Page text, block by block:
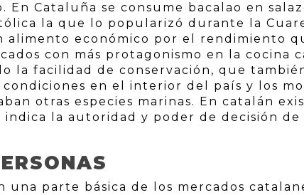
En Cataluña se consume bacalao en
la que lo popularizó durante la
alimento económico por el rendimiento
con más protagonismo en la cocina
la facilidad de conservación, que
en el interior del país y los
otras especies marinas. En catalán
la autoridad y poder de decisión de
una parte básica de los mercados